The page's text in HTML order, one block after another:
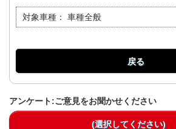
対象車種： 車種全般
戻る
アンケート:ご意見をお聞かせください
(選択してください)